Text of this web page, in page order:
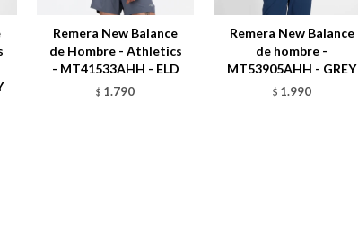
Remera New Balance
de Hombre - Athletics
- MT41533AHH - ELD
$ 1.790
Remera New Balance
de hombre -
MT53905AHH - GREY
$ 1.990